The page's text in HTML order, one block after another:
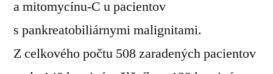
a mitomycínu-C u pacientov
s pankreatobiliárnymi malignitami.
Z celkového počtu 508 zaradených pacientov